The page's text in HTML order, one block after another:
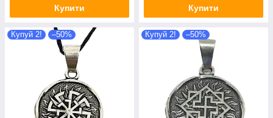
Купити Купити
Купуй 2! –50% Купуй 2! –50%